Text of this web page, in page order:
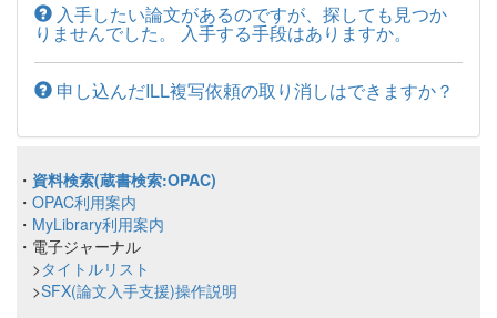
入手したい論文があるのですが、探しても見つか
りませんでした。 入手する手段はありますか。
申し込んだILL複写依頼の取り消しはできますか？
・ 資料検索(蔵書検索:OPAC)
・ OPAC利用案内
・ MyLibrary利用案内
・電子ジャーナル
>タイトルリスト
>SFX(論文入手支援)操作説明